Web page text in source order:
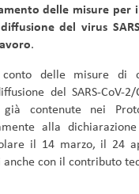
delle misure per
del virus
.
delle misure di
del SARS-CoV-2/
contenute nei
alla
il 14 marzo, il 24
con il contributo